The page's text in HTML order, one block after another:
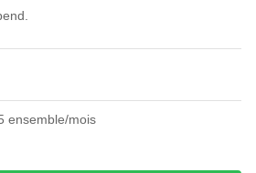
ensemble/mois